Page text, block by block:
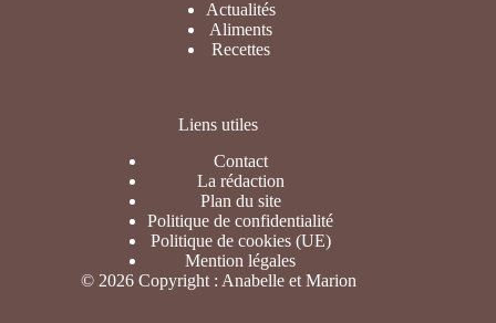
Actualités
Aliments
Recettes
Liens utiles
Contact
La rédaction
Plan du site
Politique de confidentialité
Politique de cookies (UE)
Mention légales
© 2026 Copyright : Anabelle et Marion